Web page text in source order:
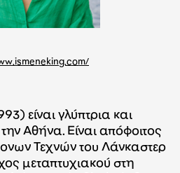
είναι γλύπτρια και
Αθήνα. Είναι απόφοιτος
Τεχνών του Λάνκαστερ
μεταπτυχιακού στη